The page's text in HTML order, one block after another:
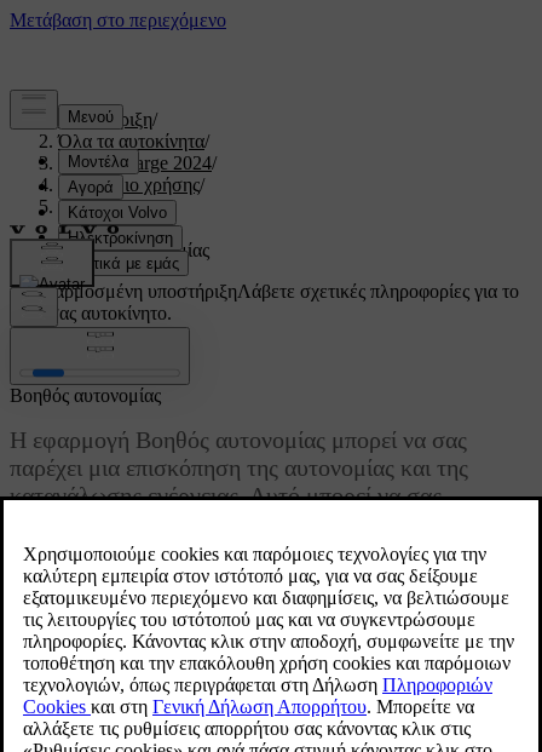
Υποστήριξη/
Όλα τα αυτοκίνητα/
C40 Recharge 2024/
Εγχειρίδιο χρήσης/
Οδήγηση/
Αυτονομία/
Βοηθός αυτονομίας
Προσαρμοσμένη υποστήριξηΛάβετε σχετικές πληροφορίες για το
δικό σας αυτοκίνητο.
Ενημερώθηκε 30/03/2026
Βοηθός αυτονομίας
Η εφαρμογή Βοηθός αυτονομίας μπορεί να σας
παρέχει μια επισκόπηση της αυτονομίας και της
κατανάλωσης ενέργειας. Αυτό μπορεί να σας
Μπορείτε να δείτε την τρέχουσα αυτονομία και την κατανάλωση
ενέργειας στην εφαρμογή βοηθού αυτονομίας, η οποία είναι
προσβάσιμη στη βιβλιοθήκη εφαρμογών
.
Η εκτιμώμενη αυτονομία υπολογίζεται με βάση τον τρόπο που
οδηγείτε και τις τρέχουσες συνθήκες οδήγησης. Επιπλέον, οι
υπολογισμένες μέγιστες και ελάχιστες τιμές αυτονομίας